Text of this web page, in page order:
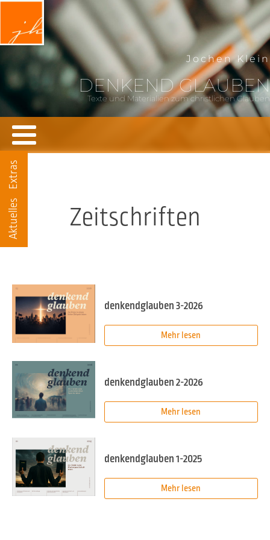
Aktuelles
Extras
Jochen Klein
DENKEND GLAUBEN
Texte und Materialien zum christlichen Glauben
Zeitschriften
denkendglauben 3-2026
Mehr lesen
denkendglauben 2-2026
Mehr lesen
denkendglauben 1-2025
Mehr lesen